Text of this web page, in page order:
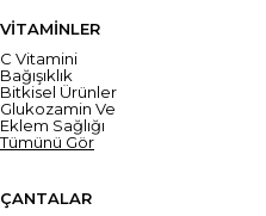
VİTAMİNLER
C Vitamini
Bağışıklık
Bitkisel Ürünler
Glukozamin Ve
Eklem Sağlığı
Tümünü Gör
ÇANTALAR